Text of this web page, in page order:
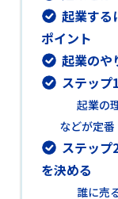
起業する
ポイント
起業のや
ステップ
起業の
などが定番
ステップ
を決める
誰に売